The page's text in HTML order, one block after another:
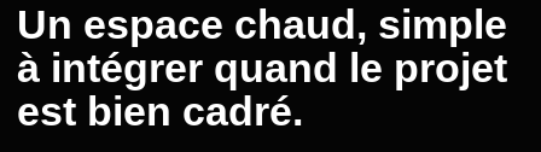
Un espace chaud, simple
à intégrer quand le projet
est bien cadré.